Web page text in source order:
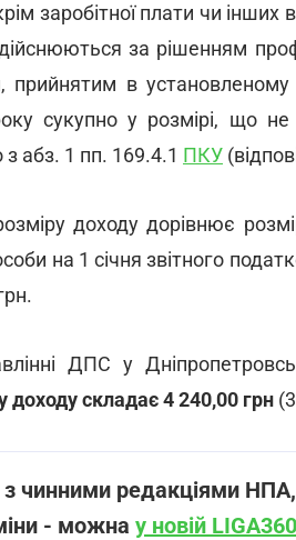
заробітної плати чи
за рішенням
прийнятим в
сукупно у розмірі, що
з абз. 1 пп. 169.4.1 ПКУ
доходу дорівнює
на 1 січня звітного
ДПС у
доходу складає 4 240,00 грн
чинними редакціями НПА,
- можна у новій LIGA360